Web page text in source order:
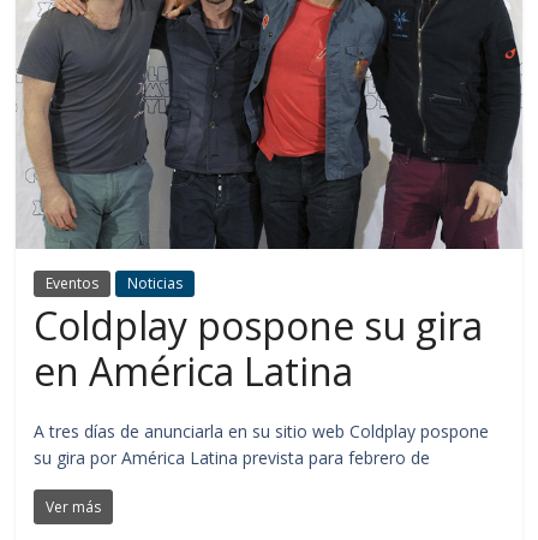
Eventos Noticias
Coldplay pospone su gira
en América Latina
A tres días de anunciarla en su sitio web Coldplay pospone
su gira por América Latina prevista para febrero de
Ver más